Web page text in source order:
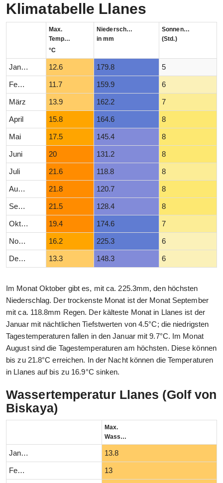
Klimatabelle Llanes
Max.
Temperatur
°C
Niederschlag
in mm
Sonnenstunden
(Std.)
Januar 12.6 179.8 5
Februar 11.7 159.9 6
März 13.9 162.2 7
April 15.8 164.6 8
Mai 17.5 145.4 8
Juni 20 131.2 8
Juli 21.6 118.8 8
August 21.8 120.7 8
September 21.5 128.4 8
Oktober 19.4 174.6 7
November 16.2 225.3 6
Dezember 13.3 148.3 6
Im Monat Oktober gibt es, mit ca. 225.3mm, den höchsten
Niederschlag. Der trockenste Monat ist der Monat September
mit ca. 118.8mm Regen. Der kälteste Monat in Llanes ist der
Januar mit nächtlichen Tiefstwerten von 4.5°C; die niedrigsten
Tagestemperaturen fallen in den Januar mit 9.7°C. Im Monat
August sind die Tagestemperaturen am höchsten. Diese können
bis zu 21.8°C erreichen. In der Nacht können die Temperaturen
in Llanes auf bis zu 16.9°C sinken.
Wassertemperatur Llanes (Golf von
Biskaya)
Max.
Wassertemperatur (°C)
Januar 13.8
Februar 13